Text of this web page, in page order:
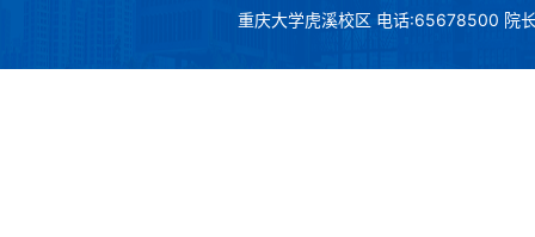
重庆大学虎溪校区 电话:65678500 院